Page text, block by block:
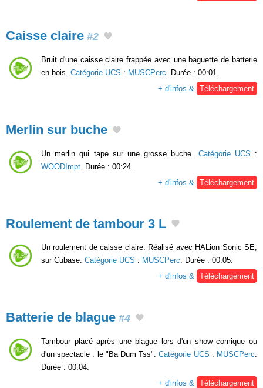
Caisse claire #2
Bruit d'une caisse claire frappée avec une baguette de batterie
en bois. Catégorie UCS : MUSCPerc. Durée : 00:01.
+ d'infos & Téléchargement
Merlin sur buche
Un merlin qui tape sur une grosse buche. Catégorie UCS :
WOODImpt . Durée : 00:24.
+ d'infos &
Téléchargement
Roulement de tambour 3 L
Un roulement de caisse claire. Réalisé avec HALion Sonic SE,
sur Cubase. Catégorie UCS : MUSCPerc. Durée : 00:05.
+ d'infos & Téléchargement
Batterie de blague #4
Tambour placé après une blague lors d'un show comique ou
d'un spectacle : le "Ba Dum Tss".Catégorie UCS : MUSCPerc
Durée : 00:04.
+ d'infos &
Téléchargement